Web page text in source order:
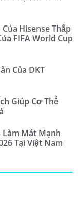
Hisense Thắp
FIFA World Cup
Của DKT
Giúp Cơ Thể
Làm Mát Mạnh
Tại Việt Nam